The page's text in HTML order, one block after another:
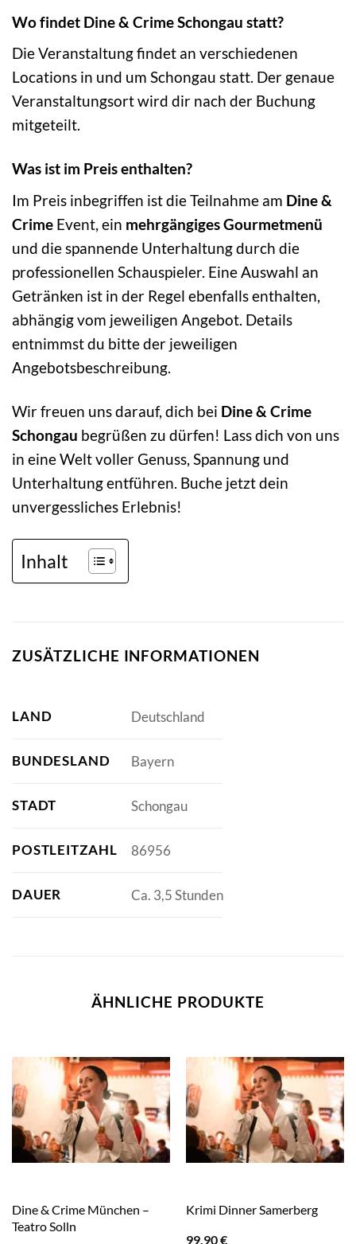
Wo findet Dine & Crime Schongau statt?
Die Veranstaltung findet an verschiedenen
Locations in und um Schongau statt. Der genaue
Veranstaltungsort wird dir nach der Buchung
mitgeteilt.
Was ist im Preis enthalten?
Im Preis inbegriffen ist die Teilnahme am Dine &
Crime Event, ein mehrgängiges Gourmetmenü
und die spannende Unterhaltung durch die
professionellen Schauspieler. Eine Auswahl an
Getränken ist in der Regel ebenfalls enthalten,
abhängig vom jeweiligen Angebot. Details
entnimmst du bitte der jeweiligen
Angebotsbeschreibung.
Wir freuen uns darauf, dich bei Dine & Crime
Schongau begrüßen zu dürfen! Lass dich von uns
in eine Welt voller Genuss, Spannung und
Unterhaltung entführen. Buche jetzt dein
unvergessliches Erlebnis!
Inhalt
ZUSÄTZLICHE INFORMATIONEN
LAND Deutschland
BUNDESLAND Bayern
STADT Schongau
POSTLEITZAHL 86956
DAUER Ca. 3,5 Stunden
ÄHNLICHE PRODUKTE
Dine & Crime München –
Teatro Solln
Krimi Dinner Samerberg
99,90€